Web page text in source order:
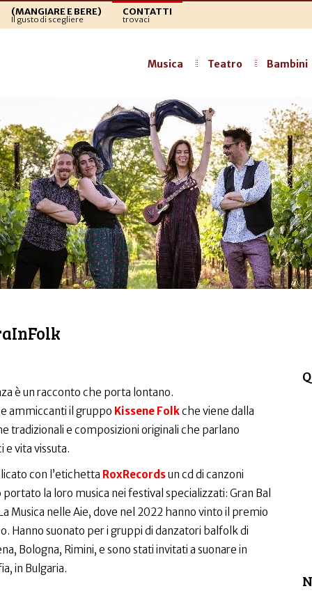
(MANGIARE E BERE)
Il gusto di scegliere
CONTATTI
trovaci
Musica Teatro Bambini
è un racconto che porta lontano.
ammiccanti il gruppo Kissene Folkche viene dalla
tradizionali e composizioni originali che parlano
e vita vissuta.
con l’etichetta RoxRecordsun cd di canzoni
la loro musica nei festival specializzati: Gran Bal
Musica nelle Aie, dove nel 2022 hanno vinto il premio
Hanno suonato per i gruppi di danzatori balfolk di
Bologna, Rimini, e sono stati invitati a suonare in
in Bulgaria.